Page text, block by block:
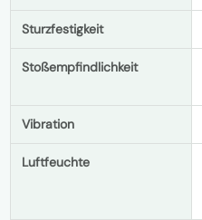
Sturzfestigkeit
Stoßempfindlichkeit
Vibration
Luftfeuchte